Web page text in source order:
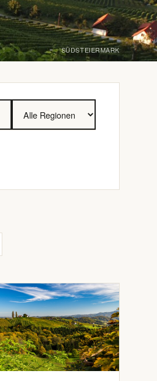
SÜDSTEIERMARK